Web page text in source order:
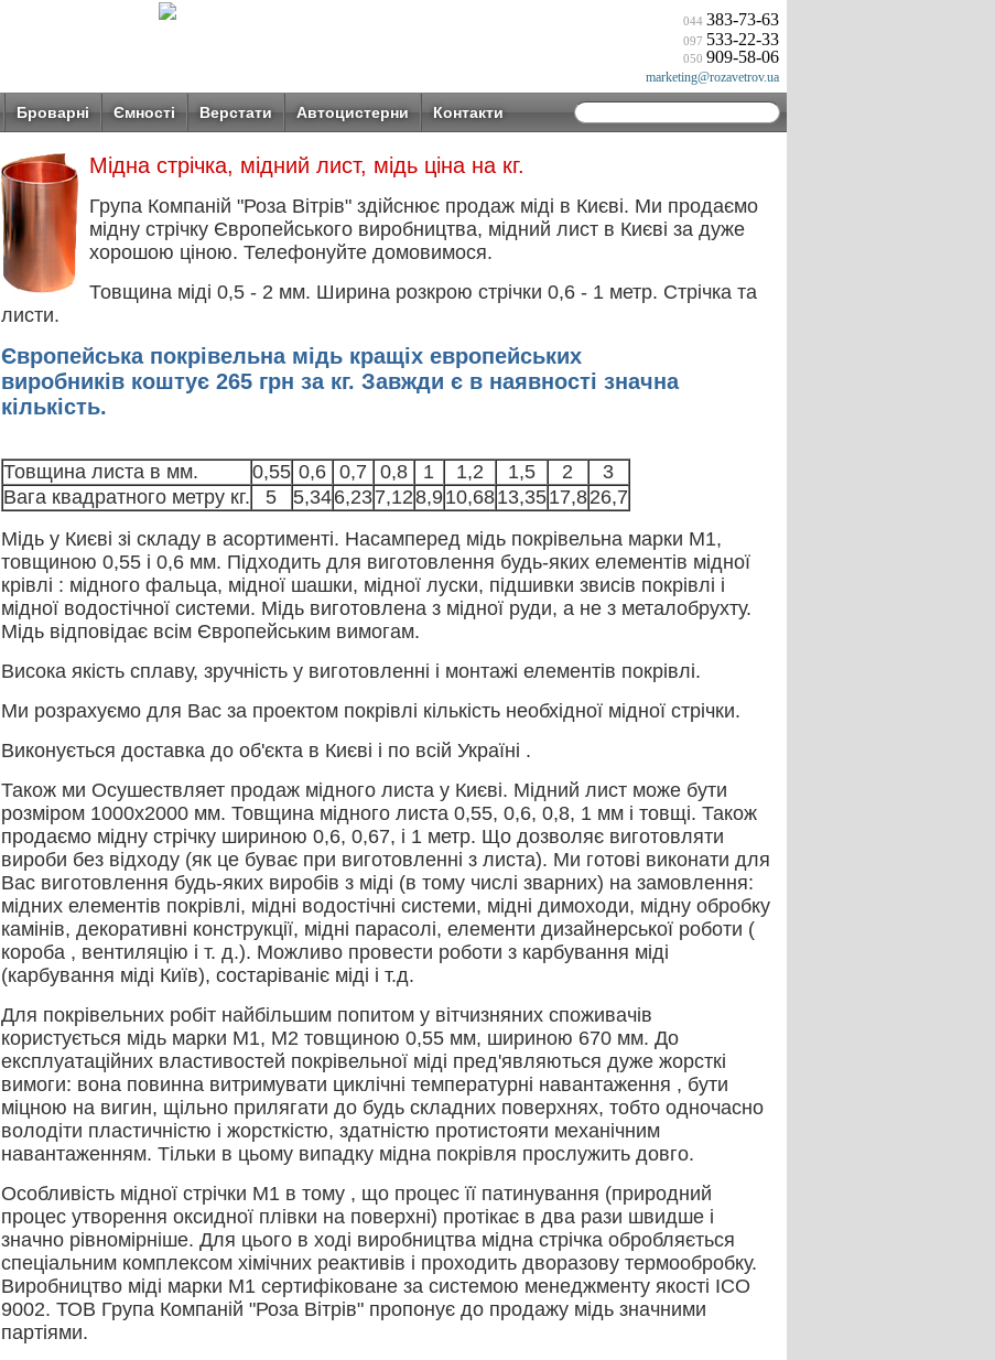
044 383-73-63
097 533-22-33
050 909-58-06
marketing@rozavetrov.ua
Броварні Ємності Верстати Автоцистерни Контакти
Мідна стрічка, мідний лист, мідь ціна на кг.
Група Компаній "Роза Вітрів" здійснює продаж міді в Києві. Ми продаємо
мідну стрічку Європейського виробництва, мідний лист в Києві за дуже
хорошою ціною. Телефонуйте домовимося.
Товщина міді 0,5 - 2 мм. Ширина розкрою стрічки 0,6 - 1 метр. Стрічка та
листи.
Європейська покрівельна мідь кращіх европейських
виробників коштує 265 грн за кг. Завжди є в наявності значна
кількість.
Товщина листа в мм. 0,55 0,6 0,7 0,8 1 1,2 1,5 2
3
Вага квадратного метру кг.
5 5,346,237,128,910,6813,3517,826,7
Мідь у Києві зі складу в асортименті. Насамперед мідь покрівельна марки М1,
товщиною 0,55 і 0,6 мм. Підходить для виготовлення будь-яких елементів мідної
крівлі : мідного фальца, мідної шашки, мідної луски, підшивки звисів покрівлі і
мідної водостічної системи. Мідь виготовлена з мідної руди, а не з металобрухту.
Мідь відповідає всім Європейським вимогам.
Висока якість сплаву, зручність у виготовленні і монтажі елементів покрівлі.
Ми розрахуємо для Вас за проектом покрівлі кількість необхідної мідної стрічки.
Виконується доставка до об'єкта в Києві і по всій Україні .
Також ми Осушествляет продаж мідного листа у Києві. Мідний лист може бути
розміром 1000х2000 мм. Товщина мідного листа 0,55, 0,6, 0,8, 1 мм і товщі. Також
продаємо мідну стрічку шириною 0,6, 0,67, і 1 метр. Що дозволяє виготовляти
вироби без відходу (як це буває при виготовленні з листа). Ми готові виконати для
Вас виготовлення будь-яких виробів з міді (в тому числі зварних) на замовлення:
мідних елементів покрівлі, мідні водостічні системи, мідні димоходи, мідну обробку
камінів, декоративні конструкції, мідні парасолі, елементи дизайнерської роботи (
короба , вентиляцію і т. д.). Можливо провести роботи з карбування міді
(карбування міді Київ), состаріваніє міді і т.д.
Для покрівельних робіт найбільшим попитом у вітчизняних споживачів
користується мідь марки М1, М2 товщиною 0,55 мм, шириною 670 мм. До
експлуатаційних властивостей покрівельної міді пред'являються дуже жорсткі
вимоги: вона повинна витримувати циклічні температурні навантаження , бути
міцною на вигин, щільно прилягати до будь складних поверхнях, тобто одночасно
володіти пластичністю і жорсткістю, здатністю протистояти механічним
навантаженням. Тільки в цьому випадку мідна покрівля прослужить довго.
Особливість мідної стрічки М1 в тому , що процес її патинування (природний
процес утворення оксидної плівки на поверхні) протікає в два рази швидше і
значно рівномірніше. Для цього в ході виробництва мідна стрічка обробляється
спеціальним комплексом хімічних реактивів і проходить дворазову термообробку.
Виробництво міді марки М1 сертифіковане за системою менеджменту якості ІСО
9002. ТОВ Група Компаній "Роза Вітрів" пропонує до продажу мідь значними
партіями.